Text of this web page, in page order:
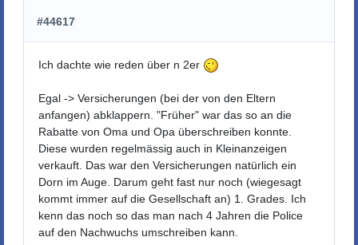
#44617
Ich dachte wie reden über n 2er
Egal -> Versicherungen (bei der von den Eltern
anfangen) abklappern. "Früher" war das so an die
Rabatte von Oma und Opa überschreiben konnte.
Diese wurden regelmässig auch in Kleinanzeigen
verkauft. Das war den Versicherungen natürlich ein
Dorn im Auge. Darum geht fast nur noch (wiegesagt
kommt immer auf die Gesellschaft an) 1. Grades. Ich
kenn das noch so das man nach 4 Jahren die Police
auf den Nachwuchs umschreiben kann.